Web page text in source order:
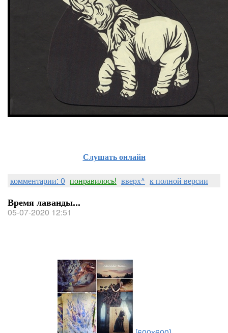
Слушать онлайн
комментарии: 0 понравилось! вверх^ к полной версии
Время лаванды...
05-07-2020 12:51